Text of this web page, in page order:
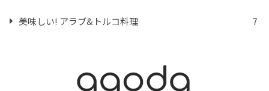
美味しい! アラブ&トルコ料理 7